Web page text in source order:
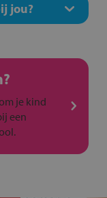
jou?
je kind
een